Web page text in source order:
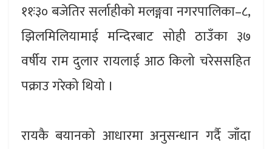
११ः३० बजेतिर सर्लाहीको मलङ्गवा नगरपालिका–८,
झिलमिलियामाई मन्दिरबाट सोही ठाउँका ३७
वर्षीय राम दुलार रायलाई आठ किलो चरेससहित
पक्राउ गरेको थियो ।
रायकै बयानको आधारमा अनुसन्धान गर्दै जाँदा